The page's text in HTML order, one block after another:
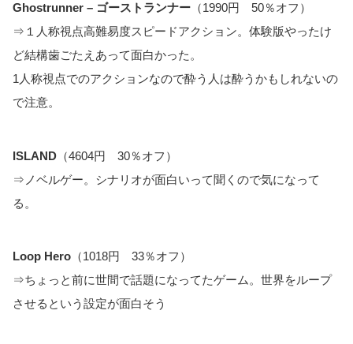
Ghostrunner – ゴーストランナー （1990円 50％オフ）
⇒１人称視点高難易度スピードアクション。体験版やったけ
ど結構歯ごたえあって面白かった。
1人称視点でのアクションなので酔う人は酔うかもしれないの
で注意。
ISLAND （4604円 30％オフ）
⇒ノベルゲー。シナリオが面白いって聞くので気になって
る。
Loop Hero （1018円 33％オフ）
⇒ちょっと前に世間で話題になってたゲーム。世界をループ
させるという設定が面白そう